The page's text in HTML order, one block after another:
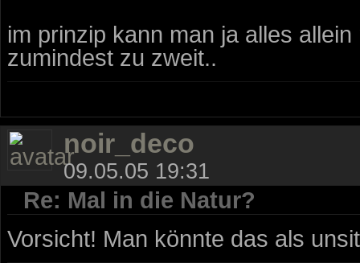
im prinzip kann man ja alles
zumindest zu zweit..
noir_deco
09.05.05 19:31
Re: Mal in die Natur?
Vorsicht! Man könnte das als